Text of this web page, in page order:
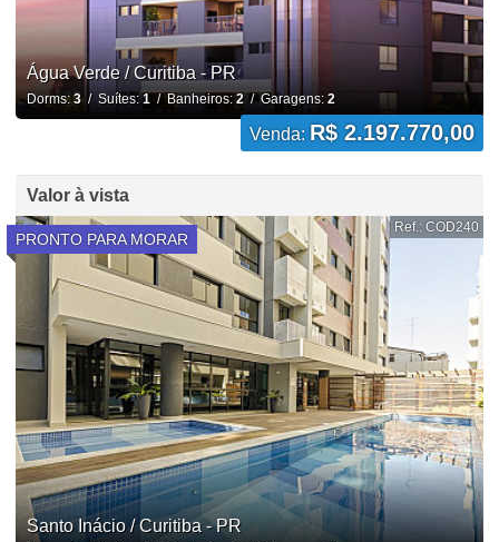
Água Verde / Curitiba - PR
Dorms:3/ Suítes: 1/ Banheiros: 2/ Garagens: 2
Venda: R$ 2.197.770,00
Valor à vista
PRONTO PARA MORAR
Ref.: COD240
Santo Inácio / Curitiba - PR